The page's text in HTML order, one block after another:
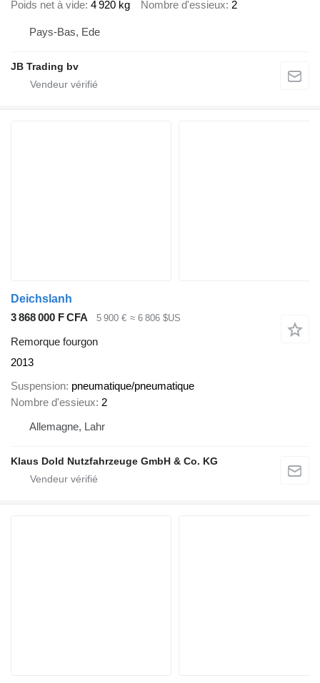
Poids net à vide 4 920 kg Nombre d'essieux 2
Pays-Bas, Ede
JB Trading bv
Deichslanh
3 868 000 F CFA
5 900 € ≈ 6 806 $US
Remorque fourgon
2013
Suspension pneumatique/pneumatique
Nombre d'essieux 2
Allemagne, Lahr
Klaus Dold Nutzfahrzeuge GmbH & Co. KG